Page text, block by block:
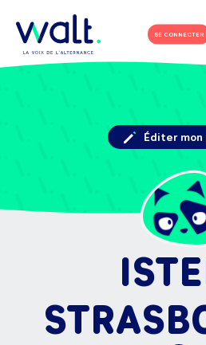
SE CONNECTER
Éditer